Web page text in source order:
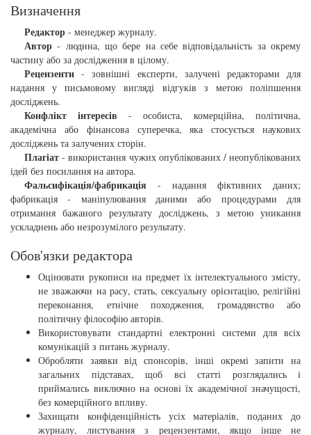
Визначення
Редактор - менеджер журналу.
Автор - людина, що бере на себе відповідальність за окрему
частину або за дослідження в цілому.
Рецензенти - зовнішні експерти, залучені редакторами для
надання у письмовому вигляді відгуків з метою поліпшення
досліджень.
Конфлікт інтересів - особиста, комерційна, політична,
академічна або фінансова суперечка, яка стосується наукових
досліджень та залучених сторін.
Плагіат - використання чужих опублікованих / неопублікованих
ідей без посилання на автора.
Фальсифікація/фабрикація - надання фіктивних даних;
фабрикація - маніпулювання даними або процедурами для
отримання бажаного результату досліджень, з метою уникання
ускладнень або незрозумілого результату.
Обов'язки редактора
Оцінювати рукописи на предмет їх інтелектуального змісту,
не зважаючи на расу, стать, сексуальну орієнтацію, релігійні
переконання, етнічне походження, громадянство або
політичну філософію авторів.
Використовувати стандартні електронні системи для всіх
комунікацій з питань журналу.
Обробляти заявки від спонсорів, інші окремі запити на
загальних підставах, щоб всі статті розглядались і
приймались виключно на основі їх академічної значущості,
без комерційного впливу.
Захищати конфіденційність усіх матеріалів, поданих до
журналу, листування з рецензентами, якщо інше не